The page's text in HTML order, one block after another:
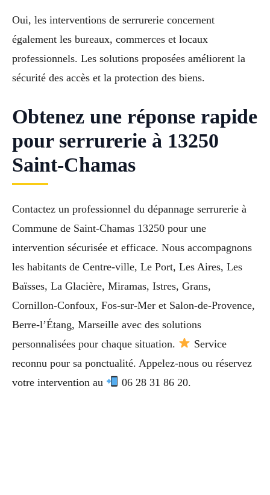
Oui, les interventions de serrurerie concernent
également les bureaux, commerces et locaux
professionnels. Les solutions proposées améliorent la
sécurité des accès et la protection des biens.
Obtenez une réponse rapide
pour serrurerie à 13250
Saint-Chamas
Contactez un professionnel du dépannage serrurerie à
Commune de Saint-Chamas 13250 pour une
intervention sécurisée et efficace. Nous accompagnons
les habitants de Centre-ville, Le Port, Les Aires, Les
Baïsses, La Glacière, Miramas, Istres, Grans,
Cornillon-Confoux, Fos-sur-Mer et Salon-de-Provence,
Berre-l’Étang, Marseille avec des solutions
personnalisées pour chaque situation.
Service
reconnu pour sa ponctualité. Appelez-nous ou réservez
votre intervention au
06 28 31 86 20.